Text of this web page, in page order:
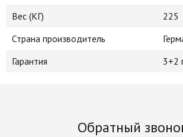
Вес (КГ)
225
Страна производитель
Гарантия
3+2
Обратный